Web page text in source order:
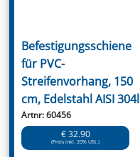
Befestigungsschiene
für PVC-
Streifenvorhang, 150
cm, Edelstahl AISI 304l
Artnr: 60456
€ 32.90
(Preis inkl. 20% USt.)